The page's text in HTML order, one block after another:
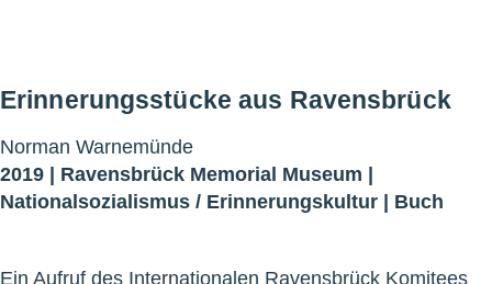
Erinnerungsstücke aus Ravensbrück
Norman Warnemünde
2019 | Ravensbrück Memorial Museum |
Nationalsozialismus / Erinnerungskultur | Buch
Ein Aufruf des Internationalen Ravensbrück Komitees